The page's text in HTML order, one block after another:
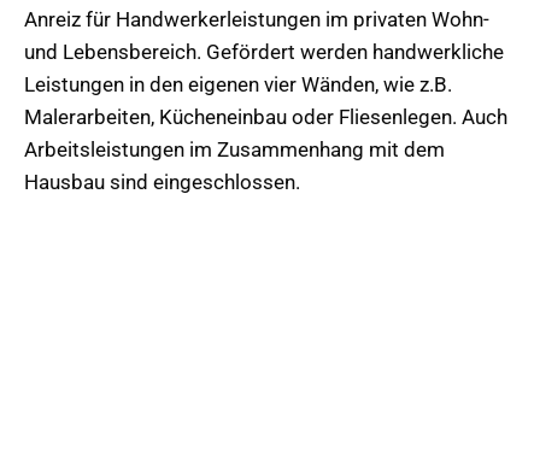
Anreiz für Handwerkerleistungen im privaten Wohn-
und Lebensbereich. Gefördert werden handwerkliche
Leistungen in den eigenen vier Wänden, wie z.B.
Malerarbeiten, Kücheneinbau oder Fliesenlegen. Auch
Arbeitsleistungen im Zusammenhang mit dem
Hausbau sind eingeschlossen.